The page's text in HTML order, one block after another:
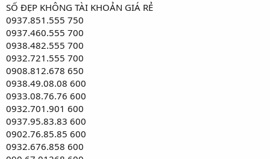
SỐ ĐẸP KHÔNG TÀI KHOẢN GIÁ RẺ
0937.851.555 750
0937.460.555 700
0938.482.555 700
0932.721.555 700
0908.812.678 650
0938.49.08.08 600
0933.08.76.76 600
0932.701.901 600
0937.95.83.83 600
0902.76.85.85 600
0932.676.858 600